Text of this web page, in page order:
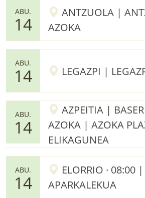
ABU.
14
ANTZUOLA |
AZOKA
ABU.
14 LEGAZPI |
ABU.
14
AZPEITIA |
AZOKA | AZOKA
ELIKAGUNEA
ABU.
14
ELORRIO · 08:00
APARKALEKUA